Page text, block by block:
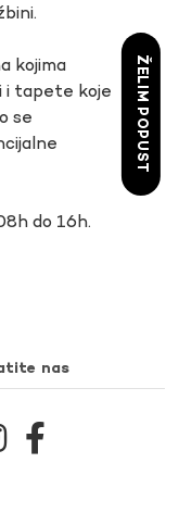
kojima
i tapete koje
se
do 16h.
nas
ŽELIM POPUST